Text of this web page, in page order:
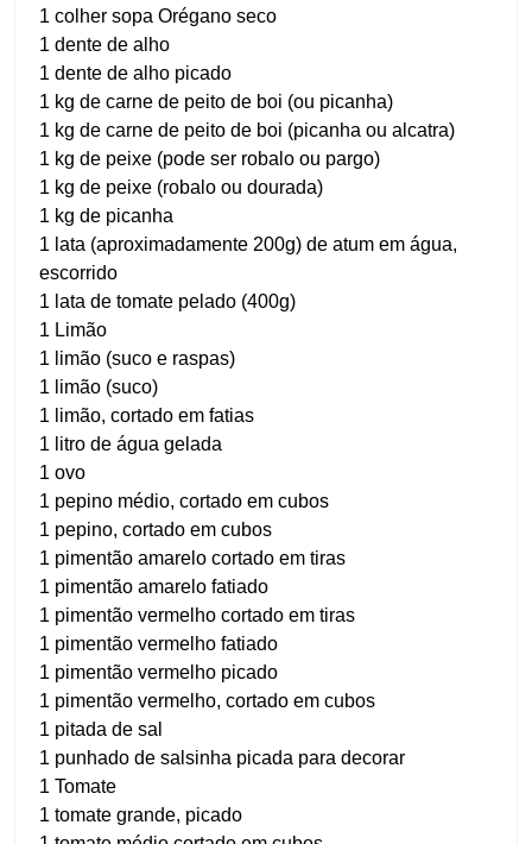
1 colher sopa Orégano seco
1 dente de alho
1 dente de alho picado
1 kg de carne de peito de boi (ou picanha)
1 kg de carne de peito de boi (picanha ou alcatra)
1 kg de peixe (pode ser robalo ou pargo)
1 kg de peixe (robalo ou dourada)
1 kg de picanha
1 lata (aproximadamente 200g) de atum em água,
escorrido
1 lata de tomate pelado (400g)
1 Limão
1 limão (suco e raspas)
1 limão (suco)
1 limão, cortado em fatias
1 litro de água gelada
1 ovo
1 pepino médio, cortado em cubos
1 pepino, cortado em cubos
1 pimentão amarelo cortado em tiras
1 pimentão amarelo fatiado
1 pimentão vermelho cortado em tiras
1 pimentão vermelho fatiado
1 pimentão vermelho picado
1 pimentão vermelho, cortado em cubos
1 pitada de sal
1 punhado de salsinha picada para decorar
1 Tomate
1 tomate grande, picado